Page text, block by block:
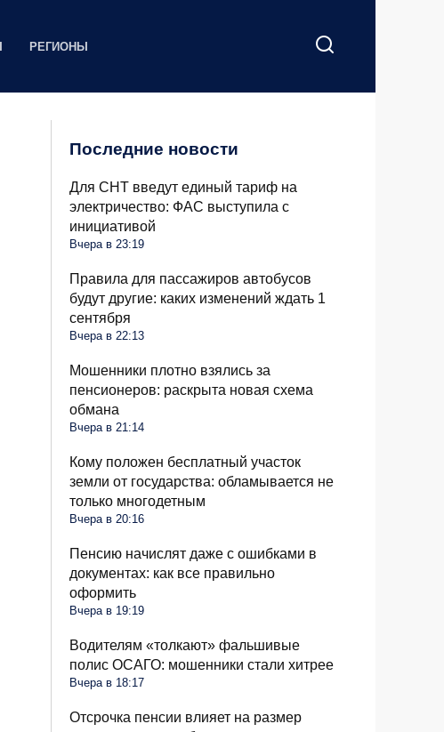
РЕГИОНЫ
Последние новости
Для СНТ введут единый тариф на
электричество: ФАС выступила с
инициативой
Вчера в 23:19
Правила для пассажиров автобусов
будут другие: каких изменений ждать 1
сентября
Вчера в 22:13
Мошенники плотно взялись за
пенсионеров: раскрыта новая схема
обмана
Вчера в 21:14
Кому положен бесплатный участок
земли от государства: обламывается не
только многодетным
Вчера в 20:16
Пенсию начислят даже с ошибками в
документах: как все правильно
оформить
Вчера в 19:19
Водителям «толкают» фальшивые
полис ОСАГО: мошенники стали хитрее
Вчера в 18:17
Отсрочка пенсии влияет на размер